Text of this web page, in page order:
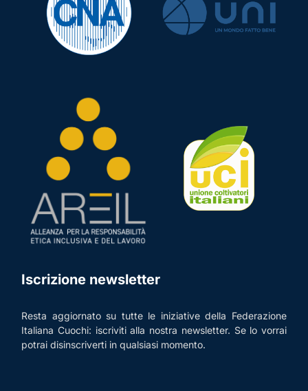
Iscrizione newsletter
Resta aggiornato su tutte le iniziative della Federazione
Italiana Cuochi: iscriviti alla nostra newsletter. Se lo vorrai
potrai disinscriverti in qualsiasi momento.